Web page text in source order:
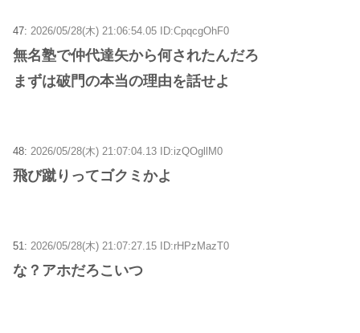
47: 2026/05/28(木) 21:06:54.05 ID:CpqcgOhF0
無名塾で仲代達矢から何されたんだろ
まずは破門の本当の理由を話せよ
48: 2026/05/28(木) 21:07:04.13 ID:izQOgllM0
飛び蹴りってゴクミかよ
51: 2026/05/28(木) 21:07:27.15 ID:rHPzMazT0
な？アホだろこいつ